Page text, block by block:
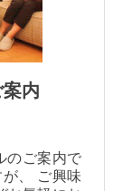
内
のご案内で
、 ご興味